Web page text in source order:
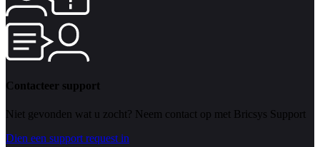
Contacteer support
Niet gevonden wat u zocht? Neem contact op met Bricsys Support
Dien een support request in